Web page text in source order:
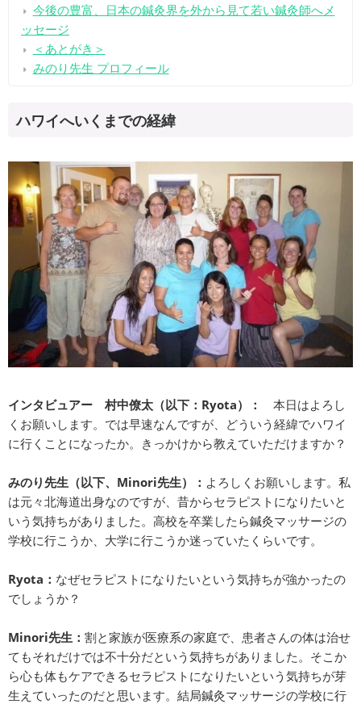
今後の豊富、日本の鍼灸界を外から見て若い鍼灸師へメ
ッセージ
＜あとがき＞
みのり先生 プロフィール
ハワイへいくまでの経緯
インタビュアー 村中僚太（以下：Ryota）：
本日はよろし
くお願いします。では早速なんですが、どういう経緯でハワイ
に行くことになったか。きっかけから教えていただけますか？
みのり先生（以下、Minori先生）： よろしくお願いします。私
は元々北海道出身なのですが、昔からセラピストになりたいと
いう気持ちがありました。高校を卒業したら鍼灸マッサージの
学校に行こうか、大学に行こうか迷っていたくらいです。
Ryota： なぜセラピストになりたいという気持ちが強かったの
でしょうか？
Minori先生： 割と家族が医療系の家庭で、患者さんの体は治せ
てもそれだけでは不十分だという気持ちがありました。そこか
ら心も体もケアできるセラピストになりたいという気持ちが芽
生えていったのだと思います。結局鍼灸マッサージの学校に行